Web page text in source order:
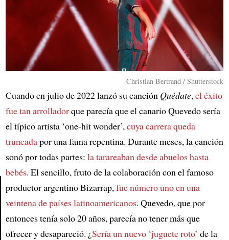
Article
Christian Bertrand / Shutterstock
Cuando en julio de 2022 lanzó su canción Quédate,el éxito
fue tan arrolladorque parecía que el canario Quevedo sería
el típico artista ‘one-hit wonder’,cuya carrera queda
truncadapor una fama repentina. Durante meses, la canción
sonó por todas partes: la tarareaban desde abuelos hasta
bebés. El sencillo, fruto de la colaboración con el famoso
productor argentino Bizarrap,fue número uno en una
veintena de países latinoamericanos. Quevedo, que por
entonces tenía solo 20 años, parecía no tener más que
ofrecer y desapareció. ¿Sería un nuevo ‘juguete roto’ de la